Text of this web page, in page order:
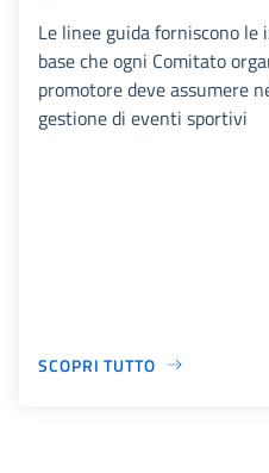
Le linee guida forniscono
base che ogni Comitato
promotore deve assumere
gestione di eventi sportivi
SCOPRI TUTTO